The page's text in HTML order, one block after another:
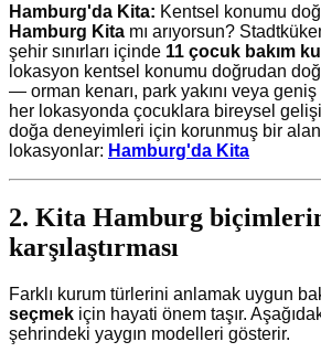
Hamburg'da Kita: Kentsel konumu
Hamburg Kita mı arıyorsun?
şehir sınırları içinde 11 çocuk bakım
lokasyon kentsel konumu doğrudan
— orman kenarı, park yakını veya geniş
her lokasyonda çocuklara bireysel
doğa deneyimleri için korunmuş bir alan
lokasyonlar: Hamburg'da Kita
2. Kita Hamburg
karşılaştırması
Farklı kurum türlerini anlamak uygun
seçmek için hayati önem taşır.
şehrindeki yaygın modelleri gösterir.